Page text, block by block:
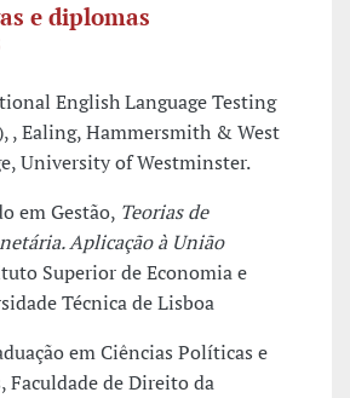
e diplomas
English Language Testing
, Ealing, Hammersmith & West
University of Westminster.
em Gestão, Teorias de
Aplicação à União
Superior de Economia e
Técnica de Lisboa
em Ciências Políticas e
Faculdade de Direito da